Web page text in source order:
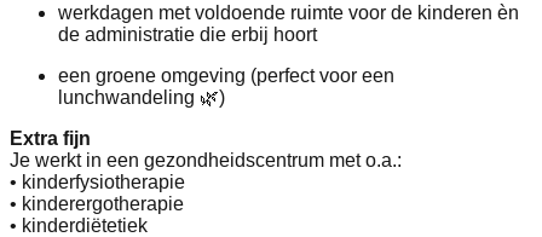
werkdagen met voldoende ruimte voor de kinderen èn
de administratie die erbij hoort
een groene omgeving (perfect voor een
lunchwandeling 🌿)
Extra fijn
Je werkt in een gezondheidscentrum met o.a.:
• kinderfysiotherapie
• kinderergotherapie
• kinderdiëtetiek